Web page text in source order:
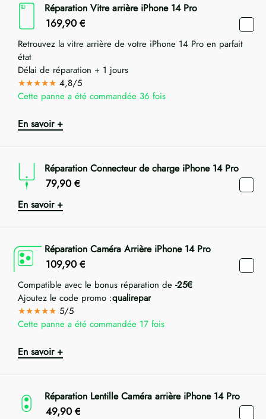
Réparation Vitre arrière iPhone 14 Pro
169,90 €
Retrouvez la vitre arrière de votre iPhone 14 Pro en parfait
état
Délai de réparation + 1 jours
★★★★★ 4,8/5
Cette panne a été commandée 36 fois
En savoir +
Réparation Connecteur de charge iPhone 14 Pro
79,90 €
En savoir +
Réparation Caméra Arrière iPhone 14 Pro
109,90 €
Compatible avec le bonus réparation de -25€
Ajoutez le code promo :qualirepar
★★★★★ 5/5
Cette panne a été commandée 17 fois
En savoir +
Réparation Lentille Caméra arrière iPhone 14 Pro
49,90 €